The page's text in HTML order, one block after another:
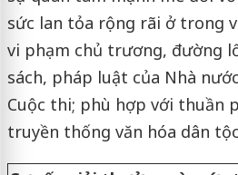
sức lan tỏa rộng rãi ở trong
vi phạm chủ trương, đường
sách, pháp luật của Nhà
Cuộc thi; phù hợp với thuần
truyền thống văn hóa dân